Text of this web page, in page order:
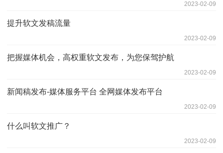
2023-02-09
提升软文发稿流量
2023-02-09
把握媒体机会，高权重软文发布，为您保驾护航
2023-02-09
新闻稿发布-媒体服务平台 全网媒体发布平台
2023-02-09
什么叫软文推广？
2023-02-09